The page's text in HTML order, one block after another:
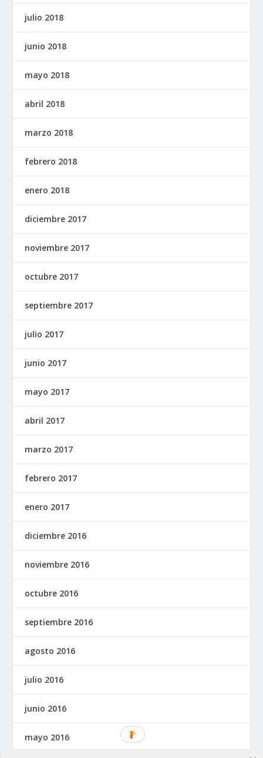
julio 2018
junio 2018
mayo 2018
abril 2018
marzo 2018
febrero 2018
enero 2018
diciembre 2017
noviembre 2017
octubre 2017
septiembre 2017
julio 2017
junio 2017
mayo 2017
abril 2017
marzo 2017
febrero 2017
enero 2017
diciembre 2016
noviembre 2016
octubre 2016
septiembre 2016
agosto 2016
julio 2016
junio 2016
mayo 2016